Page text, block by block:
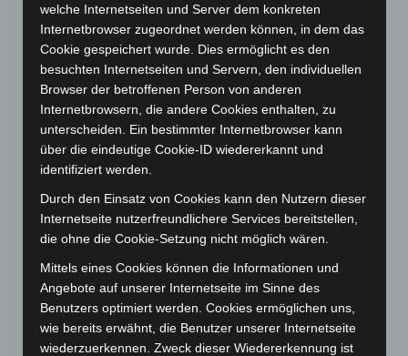
Dezember 2025(103)
November 2025(114)
Oktober 2025(112)
September 2025(93)
Juli 2025(90)
Juni 2025(103)
Mai 2025(112)
Februar 2025(96)
Januar 2025 (88)
welche Internetseiten und Server dem konkreten
Internetbrowser zugeordnet werden können, in dem das
Cookie gespeichert wurde. Dies ermöglicht es den
besuchten Internetseiten und Servern, den individuellen
Browser der betroffenen Person von anderen
Internetbrowsern, die andere Cookies enthalten, zu
unterscheiden. Ein bestimmter Internetbrowser kann
über die eindeutige Cookie-ID wiedererkannt und
identifiziert werden.
Durch den Einsatz von Cookies kann den Nutzern dieser
Internetseite nutzerfreundlichere Services bereitstellen,
die ohne die Cookie-Setzung nicht möglich wären.
Mittels eines Cookies können die Informationen und
Angebote auf unserer Internetseite im Sinne des
Benutzers optimiert werden. Cookies ermöglichen uns,
wie bereits erwähnt, die Benutzer unserer Internetseite
wiederzuerkennen. Zweck dieser Wiedererkennung ist